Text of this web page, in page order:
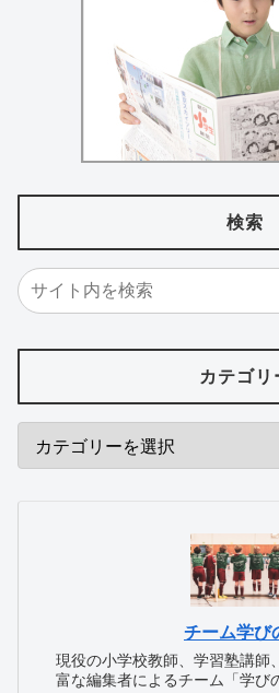
検索
カテゴリ
チーム学び
現役の小学校教師、学習塾講師
富な編集者によるチーム「学び